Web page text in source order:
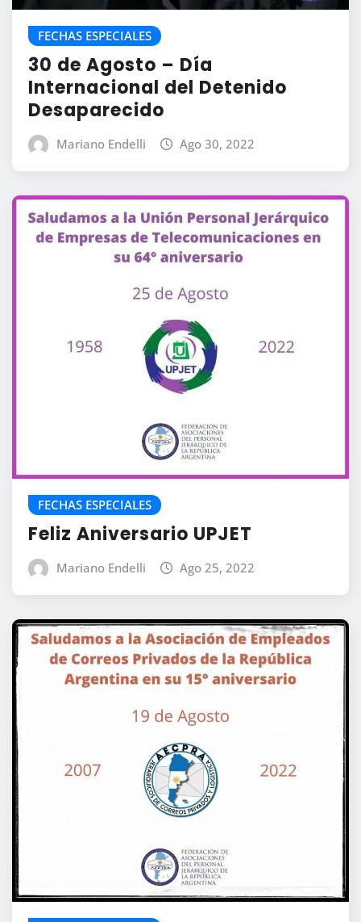
FECHAS ESPECIALES
30 de Agosto – Día
Internacional del Detenido
Desaparecido
Mariano Endelli Ago 30, 2022
FECHAS ESPECIALES
Feliz Aniversario UPJET
Mariano Endelli Ago 25, 2022